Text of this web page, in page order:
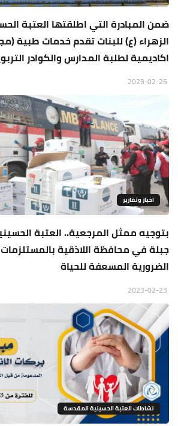
ضمن المبادرة التي اطلقتها العتبة
الزهراء (ع) للبنات تقدم خدمات طبية
اكاديمية لطلبة المدارس والكوادر
اخبار وتقارير
بتوجيه ممثل المرجعية.. العتبة
جبلة في محافظة اللاذقية بالمستلزمات
الضرورية المسعفة للحياة
نشاطات العتبة الحسينية المقدسة